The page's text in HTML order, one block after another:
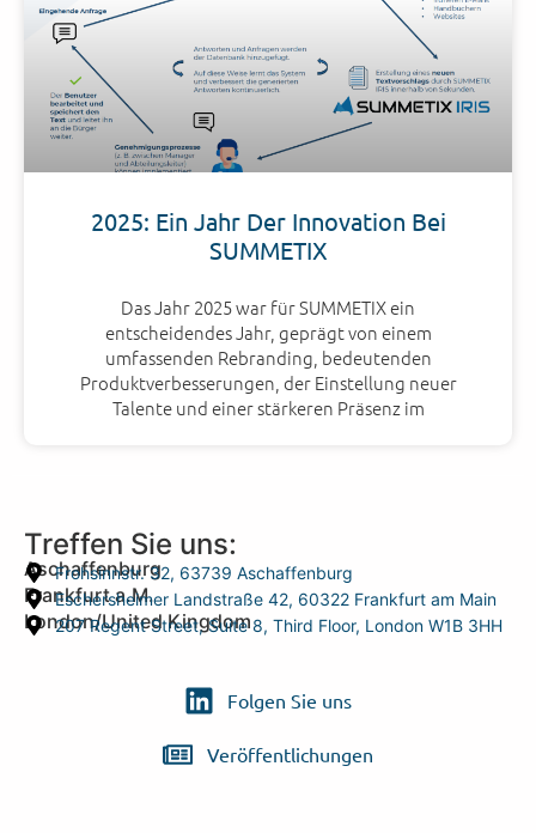
2025: Ein Jahr Der Innovation Bei
SUMMETIX
Das Jahr 2025 war für SUMMETIX ein
entscheidendes Jahr, geprägt von einem
umfassenden Rebranding, bedeutenden
Produktverbesserungen, der Einstellung neuer
Talente und einer stärkeren Präsenz im
Treffen Sie uns:
Aschaffenburg
Frohsinnstr. 32, 63739 Aschaffenburg
Frankfurt a.M.
Eschersheimer Landstraße 42, 60322 Frankfurt am Main
London/United Kingdom
207 Regent Street, Suite 8, Third Floor, London W1B 3HH
Folgen Sie uns
Veröffentlichungen